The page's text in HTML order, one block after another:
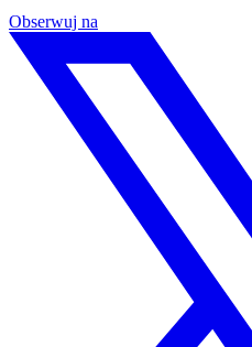
Obserwuj na